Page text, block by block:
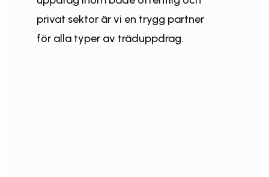
privat sektor är vi en trygg partner
för alla typer av träduppdrag.